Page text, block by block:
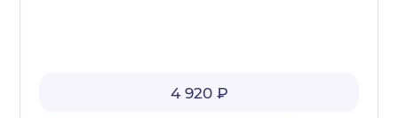
4 920 ₽